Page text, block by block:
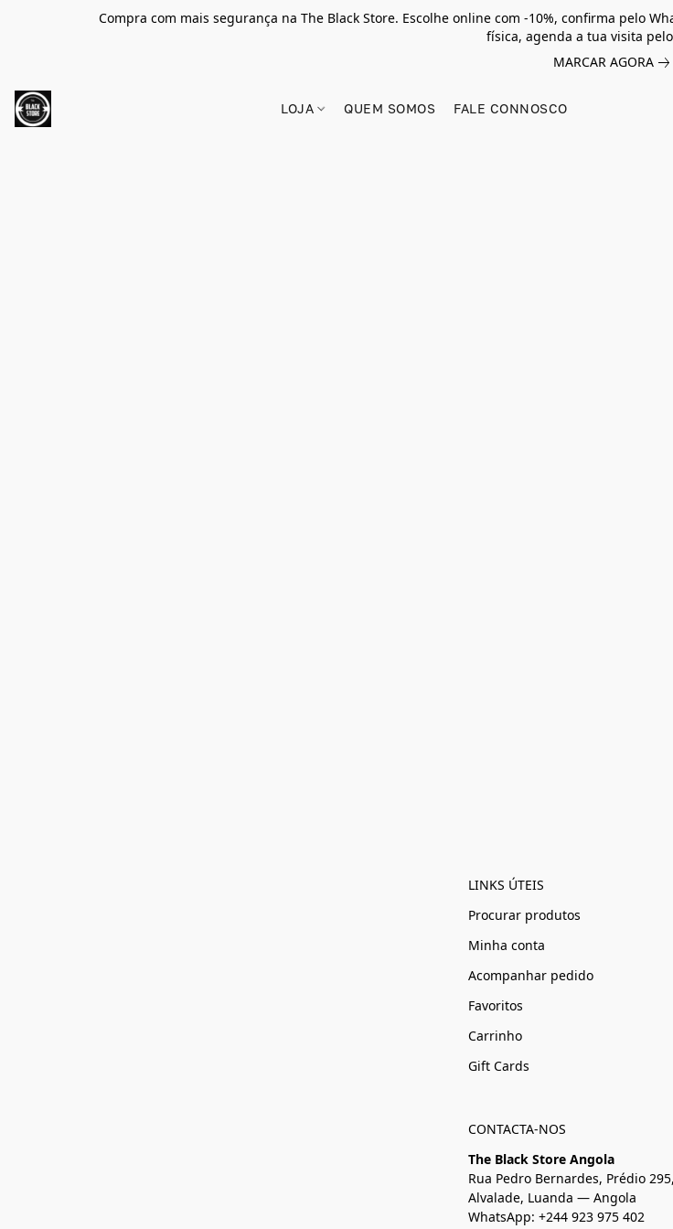
Compra com mais segurança na The Black Store. Escolhe online com -10%, confirma pelo
física, agenda a tua visita
MARCAR AGORA
LOJA QUEM SOMOS FALE CONNOSCO
LINKS ÚTEIS
Procurar produtos
Minha conta
Acompanhar pedido
Favoritos
Carrinho
Gift Cards
CONTACTA-NOS
The Black Store Angola
Rua Pedro Bernardes, Prédio
Alvalade, Luanda — Angola
WhatsApp: +244 923 975 402